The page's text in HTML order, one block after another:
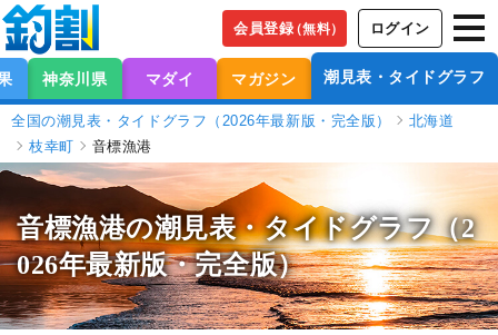
会員登録（無料） ログイン
神奈川県 マダイ マガジン 潮見表・タイドグラフ
全国の潮見表・タイドグラフ（2026年最新版・完全版）
北海道
枝幸町
音標漁港
音標漁港の潮見表・タイドグラフ（2
026年最新版・完全版）